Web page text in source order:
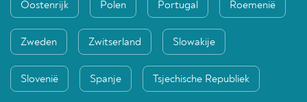
Oostenrijk Polen Portugal Roemenië
Zweden Zwitserland Slowakije
Slovenië Spanje Tsjechische Republiek